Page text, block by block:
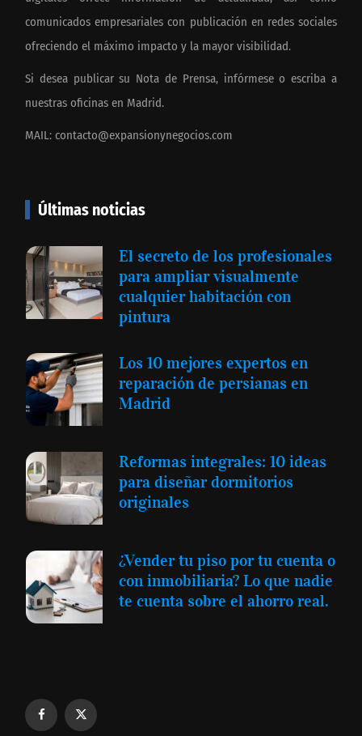
comunicados empresariales con publicación en redes sociales
ofreciendo el máximo impacto y la mayor visibilidad.
Si desea publicar su Nota de Prensa, infórmese o escriba a
nuestras oficinas en Madrid.
MAIL: contacto@expansionynegocios.com
Últimas noticias
El secreto de los profesionales
para ampliar visualmente
cualquier habitación con
pintura
Los 10 mejores expertos en
reparación de persianas en
Madrid
Reformas integrales: 10 ideas
para diseñar dormitorios
originales
¿Vender tu piso por tu cuenta o
con inmobiliaria? Lo que nadie
te cuenta sobre el ahorro real.